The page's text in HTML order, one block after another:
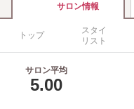
サロン情報
トップ
スタイ
リスト
サロン平均
5.00